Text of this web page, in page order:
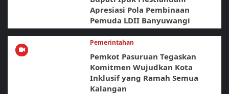
Apresiasi Pola Pembinaan
Pemuda LDII Banyuwangi
Pemerintahan
Pemkot Pasuruan Tegaskan
Komitmen Wujudkan Kota
Inklusif yang Ramah Semua
Kalangan